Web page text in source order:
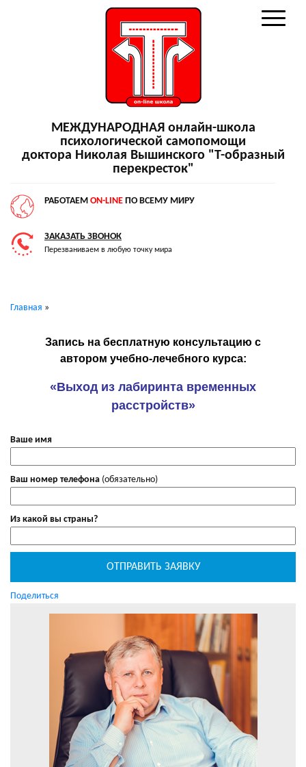
МЕЖДУНАРОДНАЯ онлайн-школа
психологической самопомощи
доктора Николая Вышинского "Т-образный
перекресток"
РАБОТАЕМ ON-LINE ПО ВСЕМУ МИРУ
ЗАКАЗАТЬ ЗВОНОК
Перезваниваем в любую точку мира
Главная »
Запись на бесплатную консультацию с
автором учебно-лечебного курса:
«Выход из лабиринта временных
расстройств»
Ваше имя
Ваш номер телефона (обязательно)
Из какой вы страны?
Поделиться